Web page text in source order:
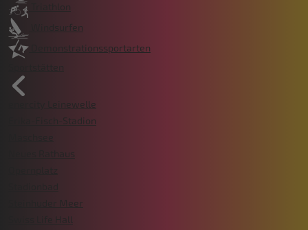
Triathlon
Windsurfen
Demonstrationssportarten
Sportstätten
enercity Leinewelle
Erika-Fisch-Stadion
Neues Rathaus
Steinhuder Meer
Swiss Life Hall